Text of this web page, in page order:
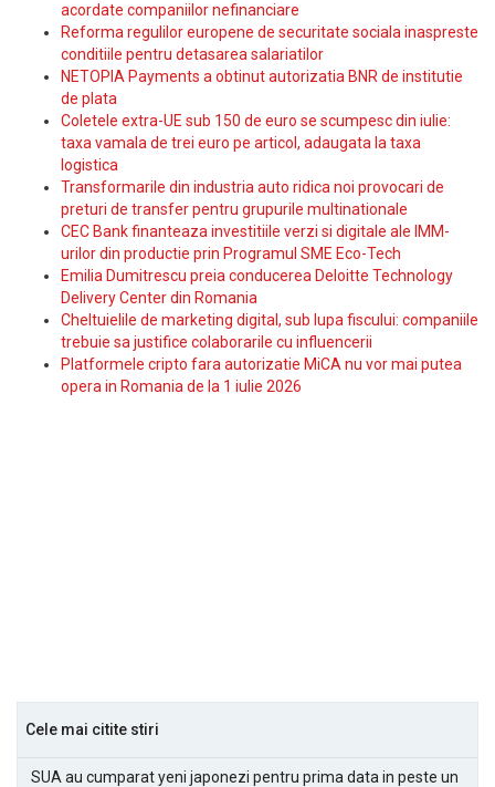
acordate companiilor nefinanciare
Reforma regulilor europene de securitate sociala inaspreste
conditiile pentru detasarea salariatilor
NETOPIA Payments a obtinut autorizatia BNR de institutie
de plata
Coletele extra-UE sub 150 de euro se scumpesc din iulie:
taxa vamala de trei euro pe articol, adaugata la taxa
logistica
Transformarile din industria auto ridica noi provocari de
preturi de transfer pentru grupurile multinationale
CEC Bank finanteaza investitiile verzi si digitale ale IMM-
urilor din productie prin Programul SME Eco-Tech
Emilia Dumitrescu preia conducerea Deloitte Technology
Delivery Center din Romania
Cheltuielile de marketing digital, sub lupa fiscului: companiile
trebuie sa justifice colaborarile cu influencerii
Platformele cripto fara autorizatie MiCA nu vor mai putea
opera in Romania de la 1 iulie 2026
Cele mai citite stiri
SUA au cumparat yeni japonezi pentru prima data in peste un